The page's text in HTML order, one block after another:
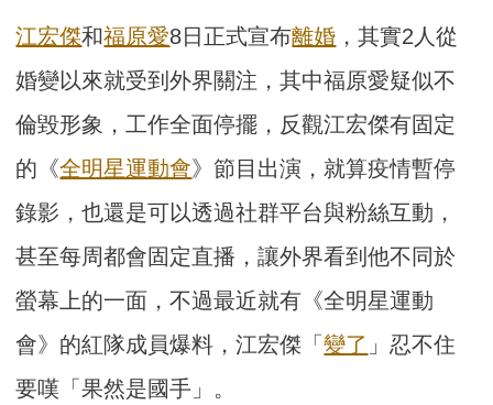
江宏傑和福原愛8日正式宣布離婚 ，其實2人從
婚變以來就受到外界關注，其中福原愛疑似不
倫毀形象，工作全面停擺，反觀江宏傑有固定
的《全明星運動會》節目出演，就算疫情暫停
錄影，也還是可以透過社群平台與粉絲互動，
甚至每周都會固定直播，讓外界看到他不同於
螢幕上的一面，不過最近就有《全明星運動
會》的紅隊成員爆料，江宏傑「變了 」忍不住
要嘆「果然是國手」。